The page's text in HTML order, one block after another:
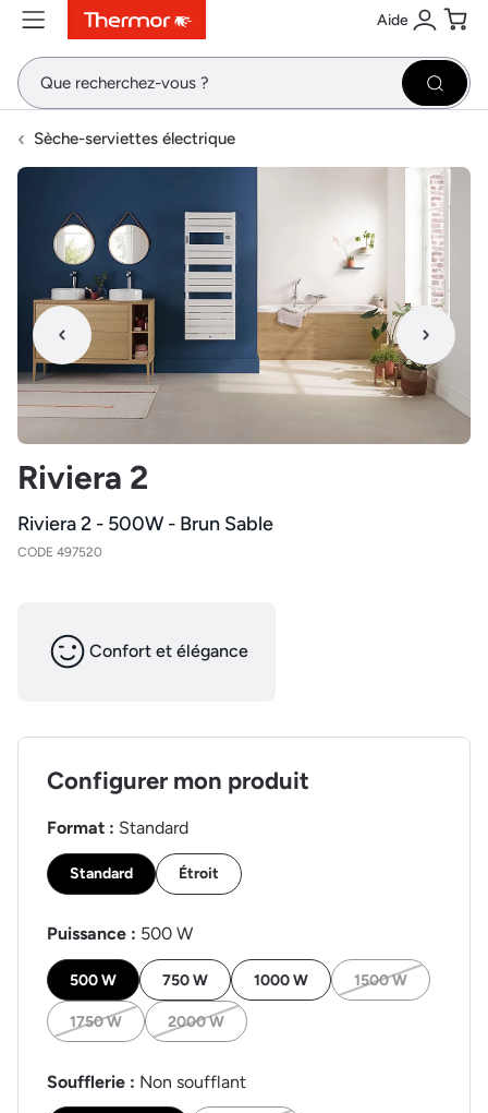
ContenuMenuRecherche Aide
Se
Sèche-serviettes électrique
Riviera 2
Riviera 2 - 500W - Brun Sable
CODE 497520
Confort et élégance
Configurer mon produit
Format : Standard
Standard Étroit
Puissance : 500 W
500 W 750 W 1000 W 1500 W
1750 W 2000 W
Soufflerie : Non soufflant